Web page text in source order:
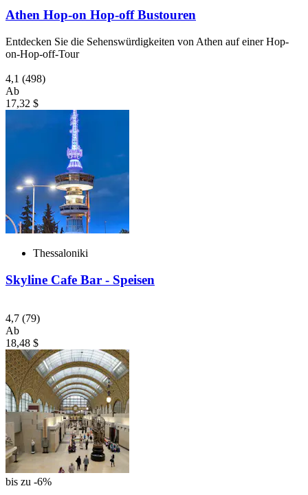
Athen Hop-on Hop-off Bustouren
Entdecken Sie die Sehenswürdigkeiten von Athen auf einer Hop-
on-Hop-off-Tour
4,1 (498)
Ab
17,32 $
Thessaloniki
Skyline Cafe Bar - Speisen
4,7 (79)
Ab
18,48 $
bis zu -6%